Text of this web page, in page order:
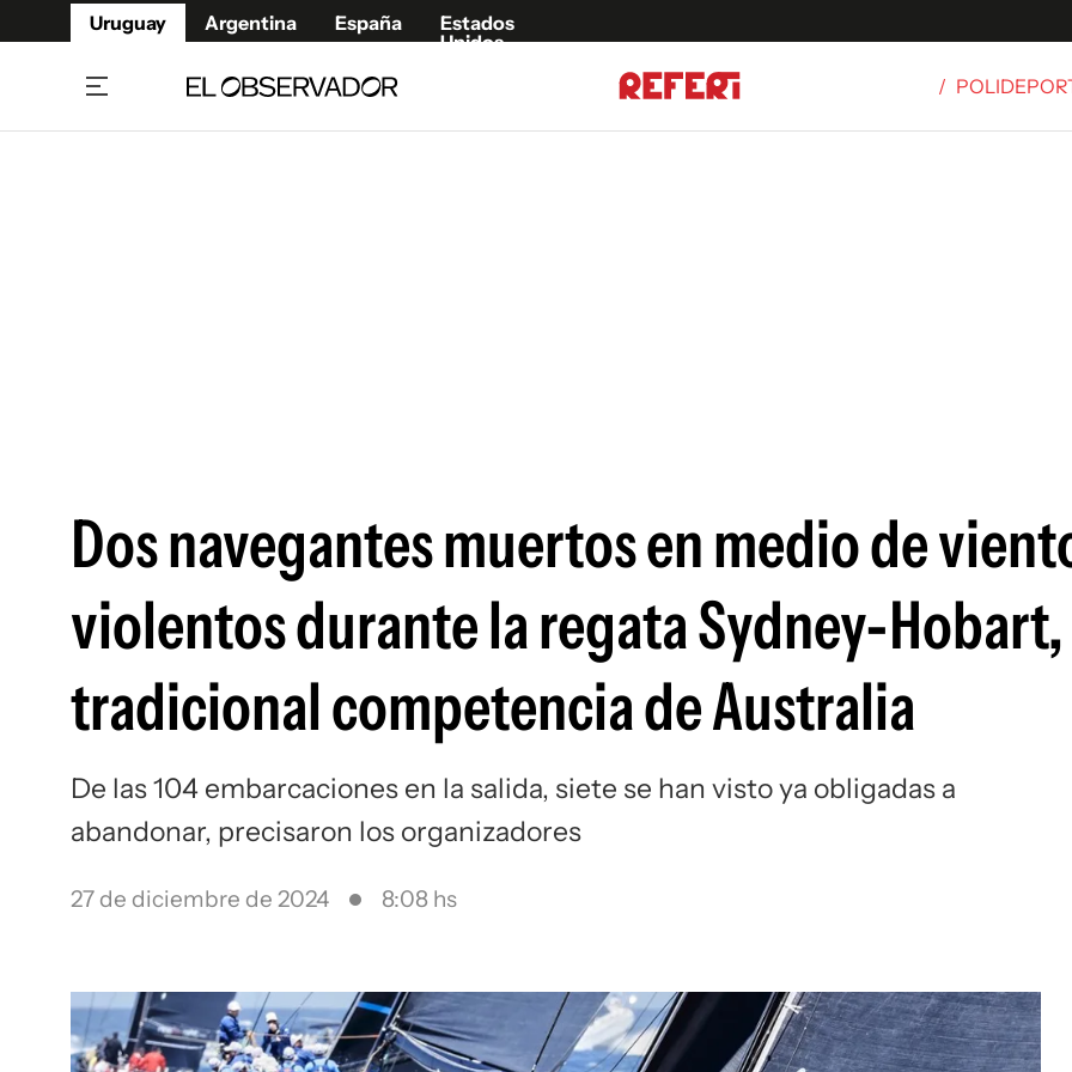
Uruguay Argentina España
Estados
Unidos
/
Dos navegantes muertos en medio de
violentos durante la regata Sydney-Hobart,
tradicional competencia de Australia
De las 104 embarcaciones en la salida, siete se han visto ya obligadas a
abandonar, precisaron los organizadores
27 de diciembre de 2024 8:08 hs